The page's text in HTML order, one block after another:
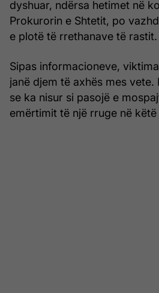
dyshuar, ndërsa hetimet në
Prokurorin e Shtetit, po
e plotë të rrethanave të rastit.
Sipas informacioneve,
janë djem të axhës mes
se ka nisur si pasojë e
emërtimit të një rruge në këtë